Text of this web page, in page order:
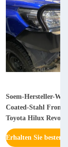
Soem-Hersteller-
Coated-Stahl Front
Toyota Hilux Revo
Np 300 D40
Erhalten Sie besten